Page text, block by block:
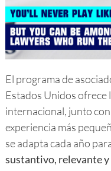
El programa de
Estados Unidos ofrece
internacional, junto
experiencia más
se adapta cada año
sustantivo, relevante